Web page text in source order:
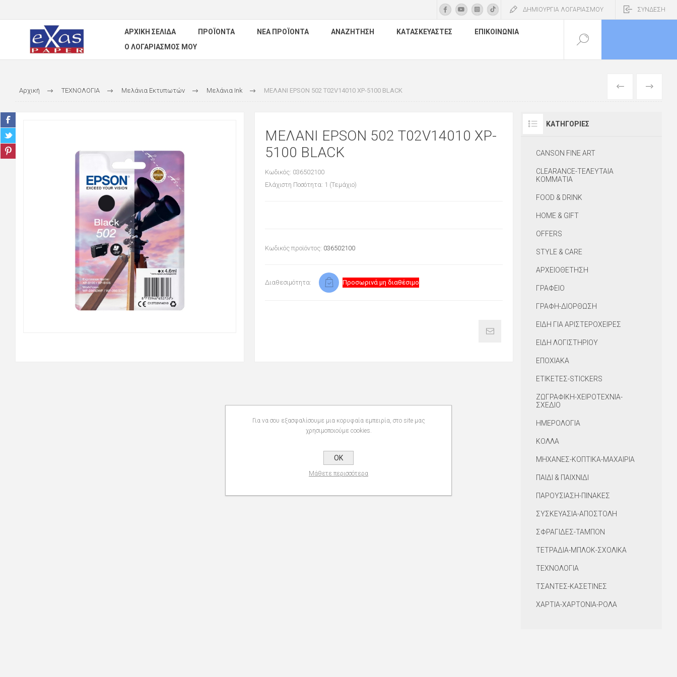
ΔΗΜΙΟΥΡΓΙΑ ΛΟΓΑΡΙΑΣΜΟΥ ΣΥΝΔΕΣΗ
ΑΡΧΙΚΉ ΣΕΛΊΔΑ ΠΡΟΪΌΝΤΑ ΝΈΑ ΠΡΟΪΌΝΤΑ ΑΝΑΖΉΤΗΣΗ ΚΑΤΑΣΚΕΥΑΣΤΈΣ
ΕΠΙΚΟΙΝΩΝΊΑ
Ο ΛΟΓΑΡΙΑΣΜΌΣ ΜΟΥ
Αρχική ΤΕΧΝΟΛΟΓΙΑ Μελάνια Εκτυπωτών Μελάνια Ink ΜΕΛΑΝΙ EPSON 502 T02V14010 XP-5100 BLACK ΕΠΌΜΕΝΟ
ΜΕΛΑΝΙ EPSON 502 T02V14010 XP-
5100 BLACK
Κωδικός: 036502100
Ελάχιστη Ποσότητα: 1 (Τεμάχιο)
Κωδικός προϊόντος: 036502100
Διαθεσιμότητα: Προσωρινά μη διαθέσιμο
ΚΑΤΗΓΟΡΊΕΣ
CANSON FINE ART
CLEARANCE-ΤΕΛΕΥΤΑΙΑ
ΚΟΜΜΑΤΙΑ
FOOD & DRINK
HOME & GIFT
OFFERS
STYLE & CARE
ΑΡΧΕΙΟΘΕΤΗΣΗ
ΓΡΑΦΕΙΟ
ΓΡΑΦΗ-ΔΙΟΡΘΩΣΗ
ΕΙΔΗ ΓΙΑ ΑΡΙΣΤΕΡΟΧΕΙΡΕΣ
ΕΙΔΗ ΛΟΓΙΣΤΗΡΙΟΥ
ΕΠΟΧΙΑΚΑ
ΕΤΙΚΕΤΕΣ-STICKERS
ΖΩΓΡΑΦΙΚΗ-ΧΕΙΡΟΤΕΧΝΙΑ-
ΣΧΕΔΙΟ
ΗΜΕΡΟΛΟΓΙΑ
ΚΟΛΛΑ
ΜΗΧΑΝΕΣ-ΚΟΠΤΙΚΑ-ΜΑΧΑΙΡΙΑ
ΠΑΙΔΙ & ΠΑΙΧΝΙΔΙ
ΠΑΡΟΥΣΙΑΣΗ-ΠΙΝΑΚΕΣ
ΣΥΣΚΕΥΑΣΙΑ-ΑΠΟΣΤΟΛΗ
ΣΦΡΑΓΙΔΕΣ-ΤΑΜΠΟΝ
ΤΕΤΡΑΔΙΑ-ΜΠΛΟΚ-ΣΧΟΛΙΚΑ
ΤΕΧΝΟΛΟΓΙΑ
ΤΣΑΝΤΕΣ-ΚΑΣΕΤΙΝΕΣ
ΧΑΡΤΙΑ-ΧΑΡΤΟΝΙΑ-ΡΟΛΑ
Για να σου εξασφαλίσουμε μια κορυφαία εμπειρία, στο site μας
χρησιμοποιούμε cookies.
OK
Μάθετε περισσότερα